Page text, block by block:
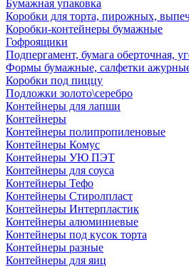
Бумажная упаковка
Коробки для торта, пирожных,
Коробки-контейнеры бумажные
Гофроящики
Подпергамент, бумага оберточная,
Формы бумажные, салфетки
Коробки под пиццу
Подложки золото\серебро
Контейнеры для лапши
Контейнеры
Контейнеры полипропиленовые
Контейнеры Комус
Контейнеры УЮ ПЭТ
Контейнеры для соуса
Контейнеры Тефо
Контейнеры Стиролпласт
Контейнеры Интерпластик
Контейнеры алюминиевые
Контейнеры под кусок торта
Контейнеры разные
Контейнеры для яиц